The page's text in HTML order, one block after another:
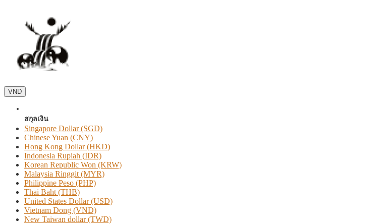
VND
สกุลเงิน
Singapore Dollar (SGD)
Chinese Yuan (CNY)
Hong Kong Dollar (HKD)
Indonesia Rupiah (IDR)
Korean Republic Won (KRW)
Malaysia Ringgit (MYR)
Philippine Peso (PHP)
Thai Baht (THB)
United States Dollar (USD)
Vietnam Dong (VND)
New Taiwan dollar (TWD)